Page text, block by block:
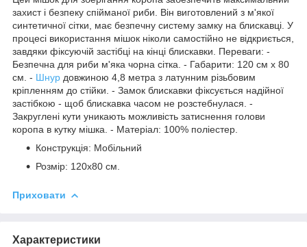
захист і безпеку спійманої риби. Він виготовлений з м'якої
синтетичної сітки, має безпечну систему замку на блискавці. У
процесі використання мішок ніколи самостійно не відкриється,
завдяки фіксуючій застібці на кінці блискавки. Переваги: -
Безпечна для риби м'яка чорна сітка. - Габарити: 120 см х 80
см. - Шнур довжиною 4,8 метра з латунним різьбовим
кріпленням до стійки. - Замок блискавки фіксується надійної
застібкою - щоб блискавка часом не розстебнулася. -
Закруглені кути уникають можливість затиснення голови
коропа в кутку мішка. - Матеріал: 100% поліестер.
Конструкція: Мобільний
Розмір: 120x80 см.
Приховати
Характеристики